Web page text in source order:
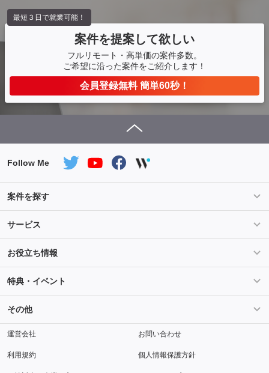
案件を提案して欲しい
フルリモート・高単価の案件多数。
ご希望に沿った案件をご紹介します！
会員登録無料 簡単60秒！
最短３日で就業可能！
Follow Me
案件を探す
条件を指定して案件を探す
Salesforce案件特集 AWS案件特集
サービス
サービス紹介
ご登録から参画までの流れ フリーランスの声
お役立ち情報
ライフ
キャリア スキル・テクノロジー
特典・イベント
セミナー
その他
メディアパートナー 採用
運営会社 お問い合わせ
利用規約 個人情報保護方針